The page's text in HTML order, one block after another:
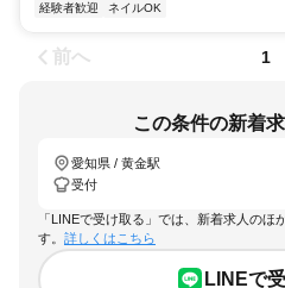
経験者歓迎
ネイルOK
前へ 1
この条件の新着
愛知県 / 黄金駅
受付
「LINEで受け取る」では、新着求人のほ
す。 詳しくはこちら
LINEで